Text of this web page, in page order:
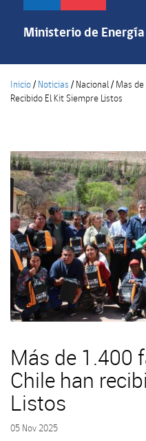
Pasar
contenido
Ministerio de Energía
Inicio/ Noticias / Nacional/ Mas de
Recibido El Kit Siempre Listos
Más de 1.400
Chile han
Listos
05 Nov 2025